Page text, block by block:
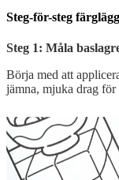
Steg-för-steg
Steg 1: Måla
Börja med att
jämna, mjuka drag för